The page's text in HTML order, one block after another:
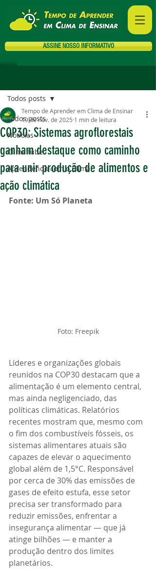
ASSINE NOSSO INFORMATIVO
Todos posts
Notícias
Clima tube
Aprendendo com o Clima
Todos posts
COP30: Sistemas agroflorestais
ganham destaque como caminho
para unir produção de alimentos e
ação climática
Tempo de Aprender em Clima de Ensinar
19 de nov. de 2025 1 min de leitura
Fonte: Um Só Planeta
Foto: Freepik
Líderes e organizações globais
reunidos na COP30 destacam que a
alimentação é um elemento central,
mas ainda negligenciado, das
políticas climáticas. Relatórios
recentes mostram que, mesmo com
o fim dos combustíveis fósseis, os
sistemas alimentares atuais são
capazes de elevar o aquecimento
global além de 1,5°C. Responsável
por cerca de 30% das emissões de
gases de efeito estufa, esse setor
precisa ser transformado para
reduzir emissões, enfrentar a
insegurança alimentar — que já
atinge bilhões — e manter a
produção dentro dos limites
planetários.